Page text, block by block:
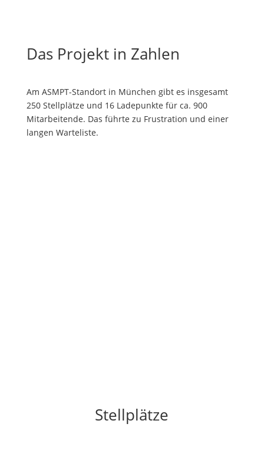
Das Projekt in Zahlen
Am ASMPT-Standort in München gibt es insgesamt
250 Stellplätze und 16 Ladepunkte für ca. 900
Mitarbeitende. Das führte zu Frustration und einer
langen Warteliste.
Stellplätze